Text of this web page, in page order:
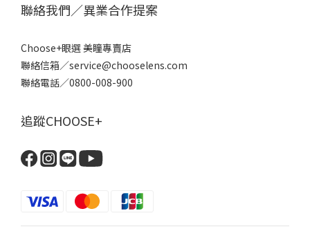
聯絡我們／異業合作提案
Choose+眼選 美瞳專賣店
聯絡信箱／service@chooselens.com
聯絡電話／0800-008-900
追蹤CHOOSE+